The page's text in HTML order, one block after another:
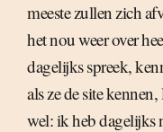
meeste zullen zich
het nou weer over
dagelijks spreek,
als ze de site
wel: ik heb dagelijks